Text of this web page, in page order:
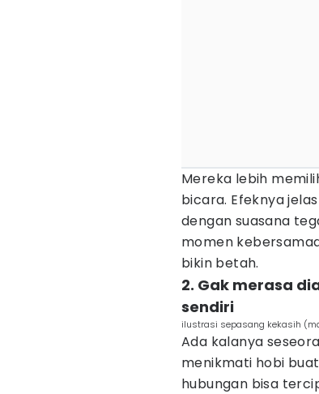
Mereka lebih
bicara. Efeknya
dengan suasana
momen
bikin betah.
2. Gak merasa
sendiri
ilustrasi sepasang kekasih
Ada kalanya
menikmati hobi
hubungan bisa